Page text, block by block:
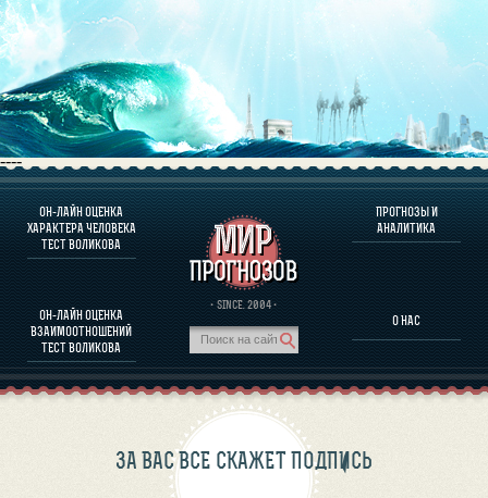
----
ОН-ЛАЙН ОЦЕНКА
ХАРАКТЕРА ЧЕЛОВЕКА
ТЕСТ ВОЛИКОВА
ОН-ЛАЙН ОЦЕНКА
ВЗАИМООТНОШЕНИЙ
ТЕСТ ВОЛИКОВА
· SINCE. 2004 ·
ПРОГНОЗЫ И
АНАЛИТИКА
О НАС
О ПРОГРАММЕ
ОЦЕНКА ХАРАКТЕРA ЧЕЛОВЕКА
ОЦЕНКА ХАРАКТЕРА ВЫДАЮЩИХСЯ ЛИЧНОСТЕЙ
О ПРОГРАММЕ
ПРОГНОЗЫ И АНАЛИТИКА
ЗА ВАС ВСЕ СКАЖЕТ ПОДПИСЬ